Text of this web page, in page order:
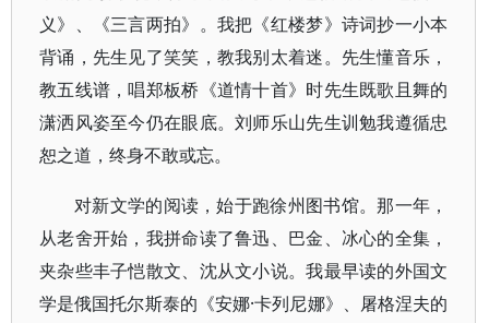
义》、《三言两拍》。我把《红楼梦》诗词抄一小本
背诵，先生见了笑笑，教我别太着迷。先生懂音乐，
教五线谱，唱郑板桥《道情十首》时先生既歌且舞的
潇洒风姿至今仍在眼底。刘师乐山先生训勉我遵循忠
恕之道，终身不敢或忘。
对新文学的阅读，始于跑徐州图书馆。那一年，
从老舍开始，我拼命读了鲁迅、巴金、冰心的全集，
夹杂些丰子恺散文、沈从文小说。我最早读的外国文
学是俄国托尔斯泰的《安娜·卡列尼娜》、屠格涅夫的